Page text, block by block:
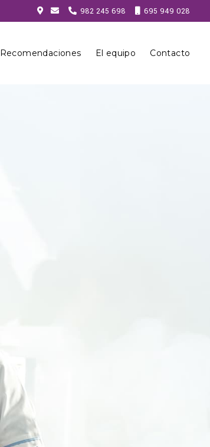
982 245 698 695 949 028
Recomendaciones El equipo Contacto